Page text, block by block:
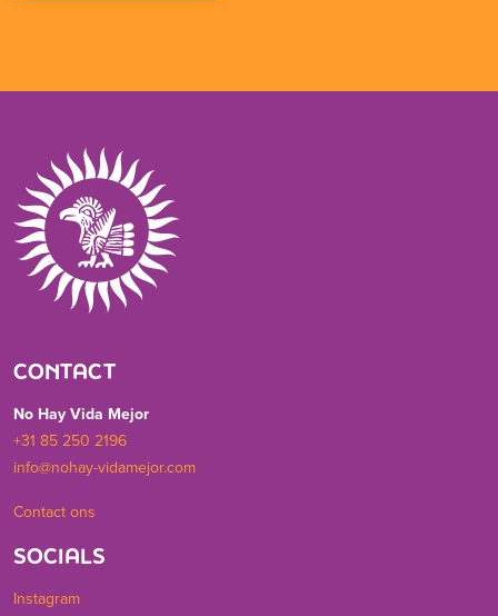
CONTACT
No Hay Vida Mejor
+31 85 250 2196
info@nohay-vidamejor.com
Contact ons
SOCIALS
Instagram